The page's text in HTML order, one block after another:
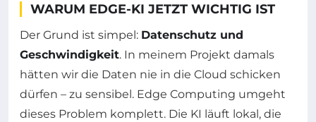
WARUM EDGE-KI JETZT WICHTIG IST
Der Grund ist simpel: Datenschutz und
Geschwindigkeit. In meinem Projekt damals
hätten wir die Daten nie in die Cloud schicken
dürfen – zu sensibel. Edge Computing umgeht
dieses Problem komplett. Die KI läuft lokal, die